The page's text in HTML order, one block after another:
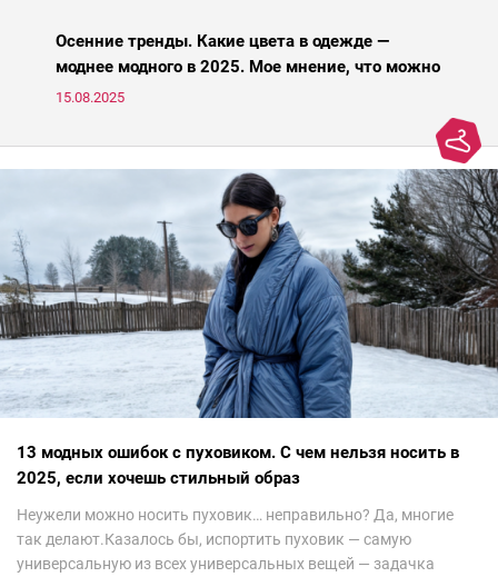
Осенние тренды. Какие цвета в одежде —
моднее модного в 2025. Мое мнение, что можно
носить, а что нет
15.08.2025
13 модных ошибок с пуховиком. С чем нельзя носить в
2025, если хочешь стильный образ
Неужели можно носить пуховик… неправильно? Да, многие
так делают.Казалось бы, испортить пуховик — самую
универсальную из всех универсальных вещей — задачка